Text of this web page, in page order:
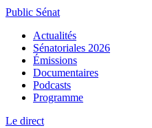
Public Sénat
Actualités
Sénatoriales 2026
Émissions
Documentaires
Podcasts
Programme
Le direct